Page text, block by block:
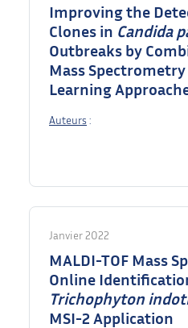
Improving the
Clones in Candida
Outbreaks by
Mass Spectrometry
Learning
Auteurs :
Janvier 2022
MALDI-TOF Mass
Online
Trichophyton
MSI-2 Application